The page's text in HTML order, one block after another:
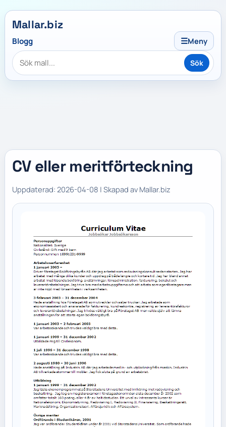
Mallar.biz
Blogg ☰Meny
Sök
CV eller meritförteckning
Uppdaterad: 2026-04-08 | Skapad av Mallar.biz